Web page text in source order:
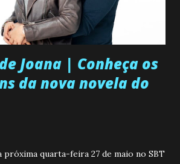
Joana | Conheça os
da nova novela do
próxima quarta-feira 27 de maio no SBT